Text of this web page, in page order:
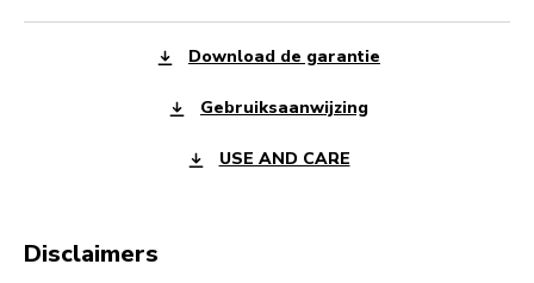
Download de garantie
Gebruiksaanwijzing
USE AND CARE
Disclaimers